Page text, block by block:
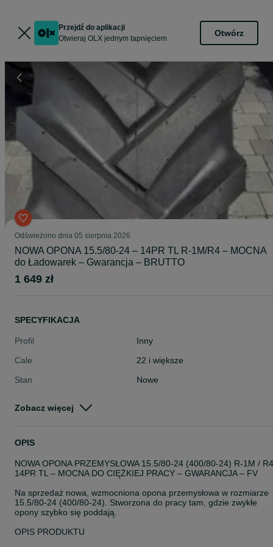
Przejdź do aplikacji
Otwieraj OLX jednym tapnięciem
Otwórz
Odświeżono dnia 05 sierpnia 2026
NOWA OPONA 15.5/80-24 – 14PR TL R-1M/R4 – MOCNA
do Ładowarek – Gwarancja – BRUTTO
1 649 zł
SPECYFIKACJA
Profil
Inny
Cale
22 i większe
Stan
Nowe
Szerokość
Zobacz więcej
OPIS
NOWA OPONA PRZEMYSŁOWA 15.5/80-24 (400/80-24) R-1M / R4
14PR TL – MOCNA DO CIĘŻKIEJ PRACY – GWARANCJA – FV
Na sprzedaż nowa, wzmocniona opona przemysłowa w rozmiarze
15.5/80-24 (400/80-24). Stworzona do pracy tam, gdzie zwykłe
opony szybko się poddają.
OPIS PRODUKTU